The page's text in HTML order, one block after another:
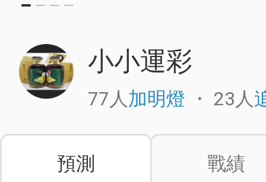
小小運彩
77人加明燈 ・ 23人
預測 戰績